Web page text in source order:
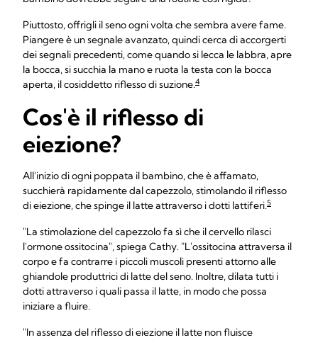
Piuttosto, offrigli il seno ogni volta che sembra avere fame.
Piangere è un segnale avanzato, quindi cerca di accorgerti
dei segnali precedenti, come quando si lecca le labbra, apre
la bocca, si succhia la mano e ruota la testa con la bocca
aperta, il cosiddetto riflesso di suzione.4
Cos'è il riflesso di
eiezione?
All'inizio di ogni poppata il bambino, che è affamato,
succhierà rapidamente dal capezzolo, stimolando il riflesso
di eiezione, che spinge il latte attraverso i dotti lattiferi.5
"La stimolazione del capezzolo fa sì che il cervello rilasci
l'ormone ossitocina", spiega Cathy. "L'ossitocina attraversa il
corpo e fa contrarre i piccoli muscoli presenti attorno alle
ghiandole produttrici di latte del seno. Inoltre, dilata tutti i
dotti attraverso i quali passa il latte, in modo che possa
iniziare a fluire.
"In assenza del riflesso di eiezione il latte non fluisce